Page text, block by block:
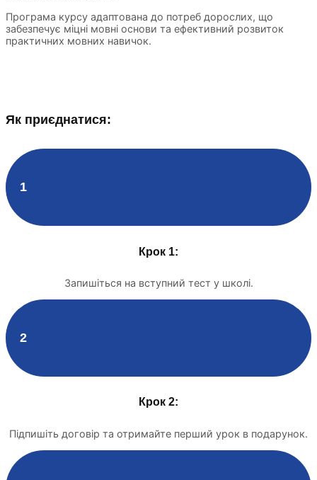
Програма курсу адаптована до потреб дорослих, що
забезпечує міцні мовні основи та ефективний розвиток
практичних мовних навичок.
Як приєднатися:
1
Крок 1:
Запишіться на вступний тест у школі.
2
Крок 2:
Підпишіть договір та отримайте перший урок в подарунок.